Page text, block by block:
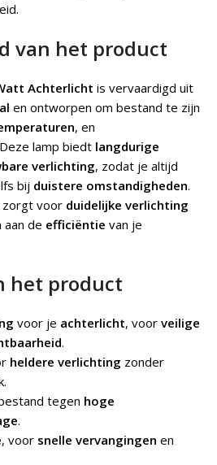
van het product
Achterlicht is vervaardigd uit
en ontworpen om bestand te zijn
, en
lamp biedt langdurige
verlichting, zodat je altijd
bij duistere omstandigheden.
zorgt voor duidelijke verlichting
de efficiëntie van je
het product
voor je achterlicht, voor veilige
.
heldere verlichting zonder
tegen hoge
.
, voor snelle vervangingen en